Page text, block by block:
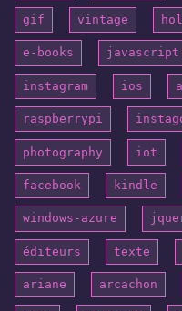
gif vintage
e-books javascript
instagram ios
raspberrypi
photography iot
facebook kindle
windows-azure
éditeurs texte
ariane arcachon